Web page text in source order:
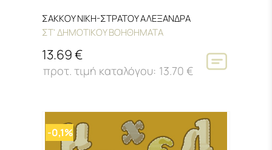
ΣΑΚΚΟΥ ΝΙΚΗ-ΣΤΡΑΤΟΥ ΑΛΕΞΑΝΔΡΑ
ΣΤ' ΔΗΜΟΤΙΚΟΥ ΒΟΗΘΗΜΑΤΑ
13.69 €
13.70 €
-0,1%